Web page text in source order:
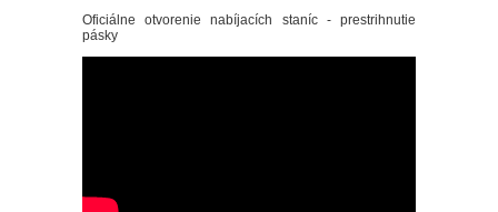
Oficiálne otvorenie nabíjacích staníc - prestrihnutie
pásky